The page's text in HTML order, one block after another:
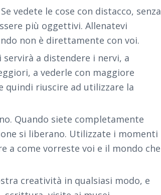
vedete le cose con distacco, senza
più oggettivi. Allenatevi
non è direttamente con voi.
servirà a distendere i nervi, a
a vederle con maggiore
quindi riuscire ad utilizzare la
Quando siete completamente
si liberano. Utilizzate i momenti
a come vorreste voi e il mondo che
creatività in qualsiasi modo, e